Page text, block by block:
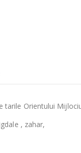
Orientului
, zahar,